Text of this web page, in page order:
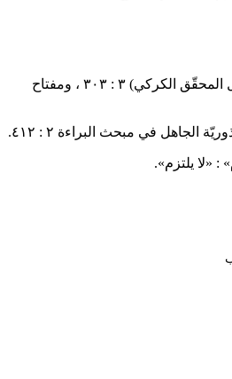
(٢) انظر شرح الألفيّة (رسائل المحقّق الكركي) ٣ : ٣٠٣ ، ومفتاح